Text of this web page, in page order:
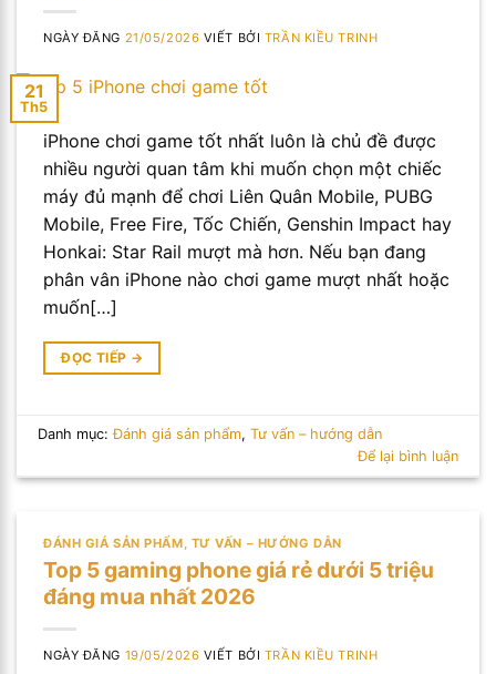
NGÀY ĐĂNG 21/05/2026 VIẾT BỞI TRẦN KIỀU TRINH
21
Th5
iPhone chơi game tốt nhất luôn là chủ đề được
nhiều người quan tâm khi muốn chọn một chiếc
máy đủ mạnh để chơi Liên Quân Mobile, PUBG
Mobile, Free Fire, Tốc Chiến, Genshin Impact hay
Honkai: Star Rail mượt mà hơn. Nếu bạn đang
phân vân iPhone nào chơi game mượt nhất hoặc
muốn[…]
ĐỌC TIẾP →
Danh mục:Đánh giá sản phẩm,Tư vấn – hướng dẫn
Để lại bình luận
ĐÁNH GIÁ SẢN PHẨM, TƯ VẤN – HƯỚNG DẪN
Top 5 gaming phone giá rẻ dưới 5 triệu
đáng mua nhất 2026
NGÀY ĐĂNG 19/05/2026 VIẾT BỞI TRẦN KIỀU TRINH